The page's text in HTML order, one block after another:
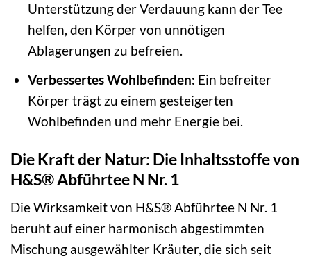
Unterstützung der Verdauung kann der Tee
helfen, den Körper von unnötigen
Ablagerungen zu befreien.
Verbessertes Wohlbefinden: Ein befreiter
Körper trägt zu einem gesteigerten
Wohlbefinden und mehr Energie bei.
Die Kraft der Natur: Die Inhaltsstoffe von
H&S® Abführtee N Nr. 1
Die Wirksamkeit von H&S® Abführtee N Nr. 1
beruht auf einer harmonisch abgestimmten
Mischung ausgewählter Kräuter, die sich seit